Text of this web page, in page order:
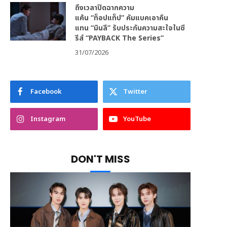
ถึงเวลาปิดฉากความ
แค้น “ท็อปแท็ป” คัมแบคเอาคืน
แทน “มินลี” รับประกันความสะใจในซี
รีส์ “PAYBACK The Series”
31/07/2026
Facebook Twitter
Instagram YouTube
DON'T MISS